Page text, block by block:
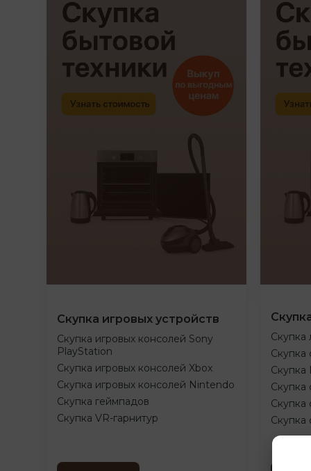
Скупка игровых устройств
Скупка игровых консолей Sony
PlayStation
Скупка игровых консолей Xbox
Скупка игровых консолей Nintendo
Скупка геймпадов
Скупка VR-гарнитур
Скупка
Скупка
Скупка
Скупка
Скупка